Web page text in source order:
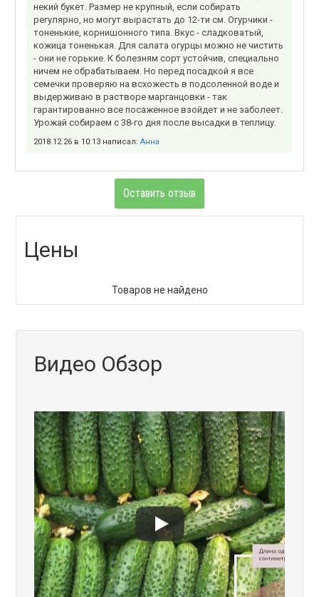
некий букет. Размер не крупный, если собирать
регулярно, но могут вырастать до 12-ти см. Огурчики -
тоненькие, корнишонного типа. Вкус - сладковатый,
кожица тоненькая. Для салата огурцы можно не чистить
- они не горькие. К болезням сорт устойчив, специально
ничем не обрабатываем. Но перед посадкой я все
семечки проверяю на всхожесть в подсоленной воде и
выдерживаю в растворе марганцовки - так
гарантированно все посаженное взойдет и не заболеет.
Урожай собираем с 38-го дня после высадки в теплицу.
2018.12.26 в 10:13 написал: Анна
Оставить отзыв
Цены
Товаров не найдено
Видео Обзор